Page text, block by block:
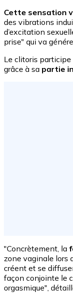
Cette sensation
des vibrations
d’excitation
prise" qui va
Le clitoris participe
grâce à sa partie
"Concrètement, la
zone vaginale lors
créent et se
façon conjointe le
orgasmique",